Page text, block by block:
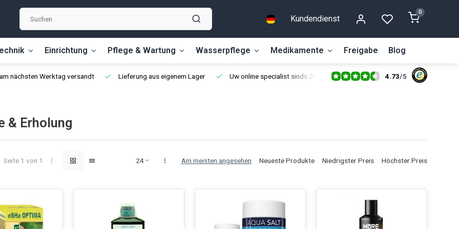
Kundendienst
0
Einrichtung Pflege & Wartung Wasserpflege Medikamente Freigabe Blog
nächsten Werktag versandt Lieferung aus eigenem Lager Uw online specialist sinds 2014 4.73/5
& Erholung
Seite 1 von 1 Am meisten angesehen Neueste Produkte Niedrigster Preis Höchster Preis